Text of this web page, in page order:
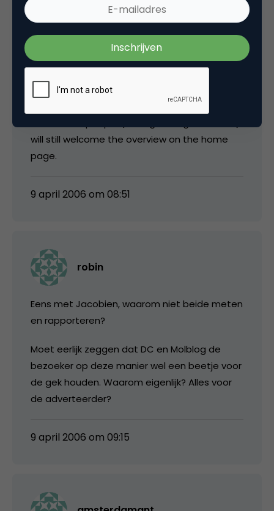
headline or summary read on the front page
front page and the slogan “More news inside”.
RSS means that many existing readers will
bypass the home page in the future (they
want to get briefed) but I expect many new
will still welcome the overview on the home
page.
9 april 2006 om 08:51
robin
Eens met Jacobien, waarom niet beide meten
en rapporteren?
Moet eerlijk zeggen dat DC en Molblog de
bezoeker op deze manier wel een beetje voor
de gek houden. Waarom eigenlijk? Alles voor
de adverteerder?
9 april 2006 om 09:15